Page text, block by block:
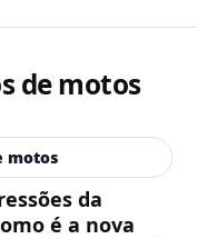
de motos
motos
da
é a nova